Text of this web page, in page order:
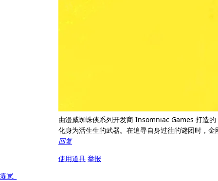
由漫威蜘蛛侠系列开发商 Insomniac Games 打造
化身为活生生的武器。在追寻自身过往的谜团时
回复
使用道具 举报
霖岚_